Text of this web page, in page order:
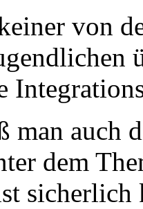
von
man auch
dem
sicherlich